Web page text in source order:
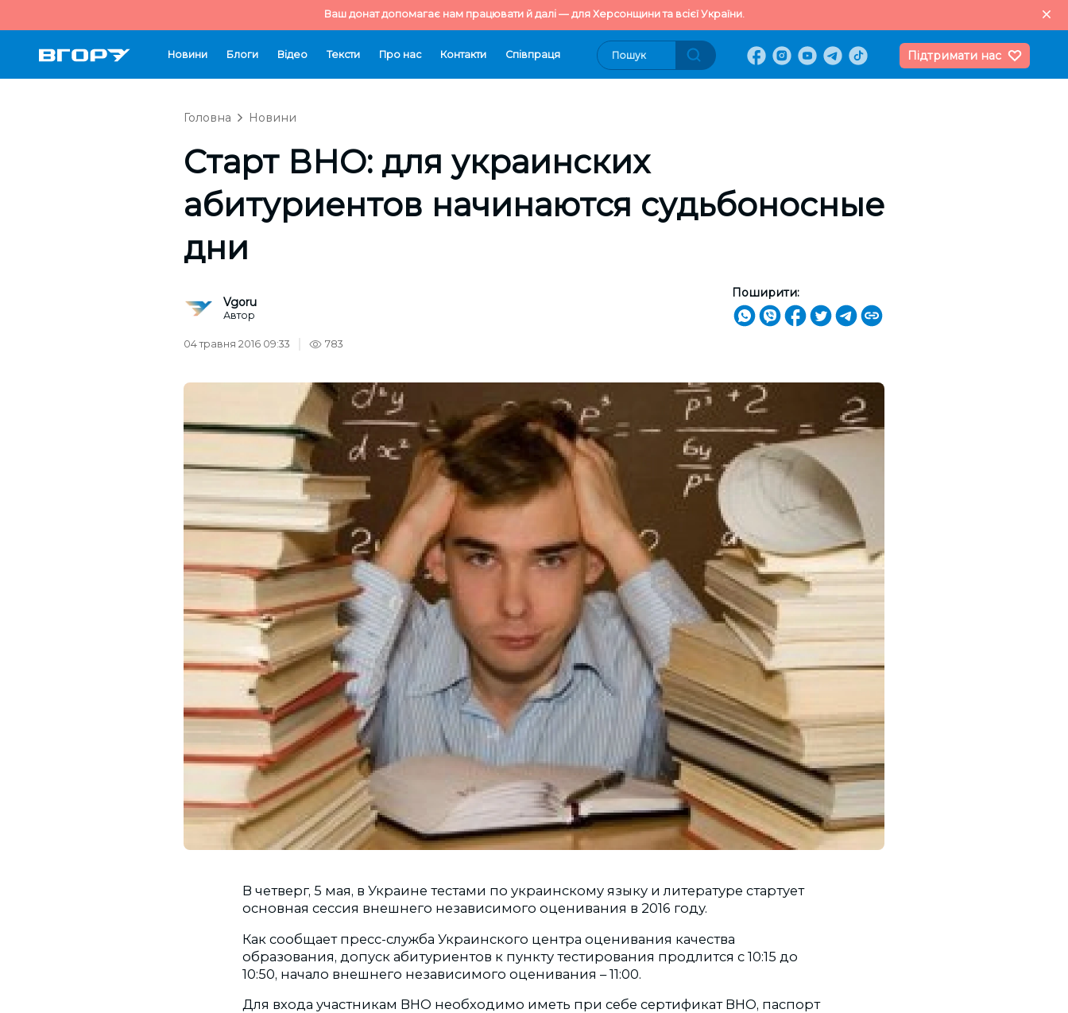
Ваш донат допомагає нам працювати й далі — для Херсонщини та всієї України.
Новини Блоги Відео Тексти Про нас Контакти Cпівпраця Підтримати нас
Головна Новини
Старт ВНО: для украинских
абитуриентов начинаются судьбоносные
дни
Vgoru
Автор
Поширити:
04 травня 2016 09:33 783
В четверг, 5 мая, в Украине тестами по украинскому языку и литературе стартует
основная сессия внешнего независимого оценивания в 2016 году.
Как сообщает пресс-служба Украинского центра оценивания качества
образования, допуск абитуриентов к пункту тестирования продлится с 10:15 до
10:50, начало внешнего независимого оценивания – 11:00.
Для входа участникам ВНО необходимо иметь при себе сертификат ВНО, паспорт